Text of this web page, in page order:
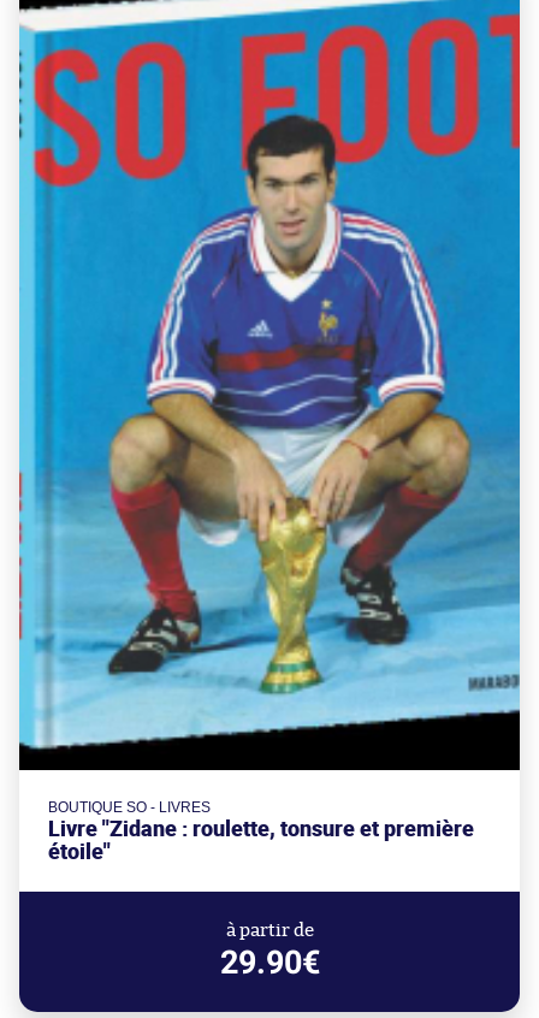
BOUTIQUE SO - LIVRES
Livre "Zidane : roulette, tonsure et première
étoile"
à partir de
29.90€